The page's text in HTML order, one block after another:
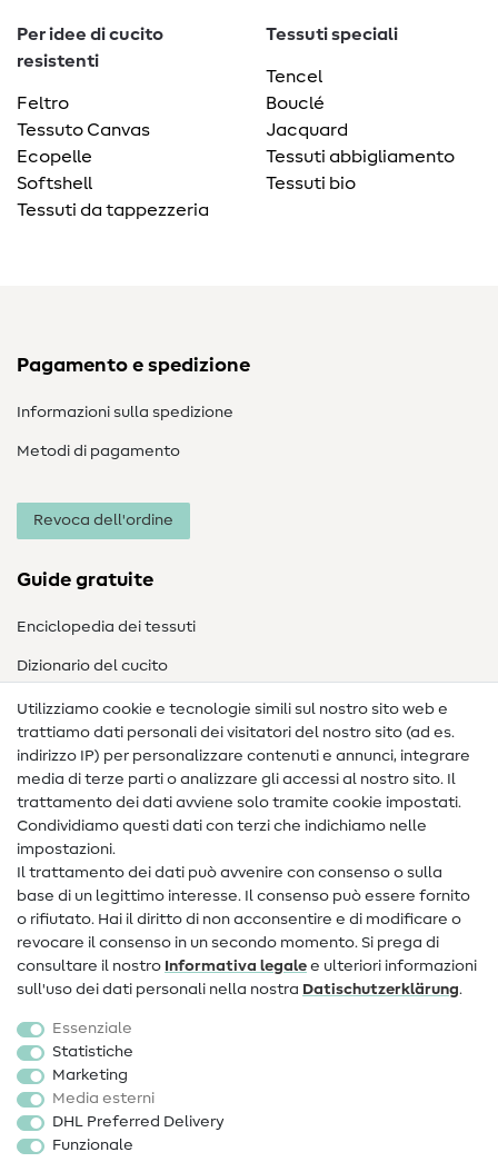
Per idee di cucito
resistenti
Feltro
Tessuto Canvas
Ecopelle
Softshell
Tessuti da tappezzeria
Tessuti speciali
Tencel
Bouclé
Jacquard
Tessuti abbigliamento
Tessuti bio
Pagamento e spedizione
Informazioni sulla spedizione
Metodi di pagamento
Revoca dell'ordine
Guide gratuite
Enciclopedia dei tessuti
Dizionario del cucito
Nähanleitungen
Assistenza e contatto
Contatto
Informazioni sul nuovo proprietario
FAQ
Diritto di recesso
Popolare
Accessori cucito
Sale
Utilizziamo cookie e tecnologie simili sul nostro sito web e
trattiamo dati personali dei visitatori del nostro sito (ad es.
indirizzo IP) per personalizzare contenuti e annunci, integrare
media di terze parti o analizzare gli accessi al nostro sito. Il
trattamento dei dati avviene solo tramite cookie impostati.
Condividiamo questi dati con terzi che indichiamo nelle
impostazioni.
Il trattamento dei dati può avvenire con consenso o sulla
base di un legittimo interesse. Il consenso può essere fornito
o rifiutato. Hai il diritto di non acconsentire e di modificare o
revocare il consenso in un secondo momento. Si prega di
consultare il nostro Informativa legale e ulteriori informazioni
sull'uso dei dati personali nella nostra Dati­schutz­erklärung.
Essenziale
Statistiche
Marketing
Media esterni
DHL Preferred Delivery
Funzionale